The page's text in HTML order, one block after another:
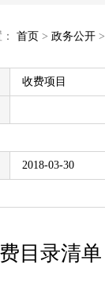
首页 > 政务公开 >
收费项目
2018-03-30
目录清单